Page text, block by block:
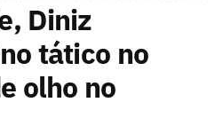
Diniz
tático no
olho no